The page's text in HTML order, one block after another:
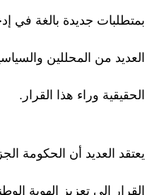
بمتطلبات جديدة بالغة في
العديد من المحللين
الحقيقية وراء هذا القرار.
يعتقد العديد أن الحكومة
القرار إلى تعزيز الهوية